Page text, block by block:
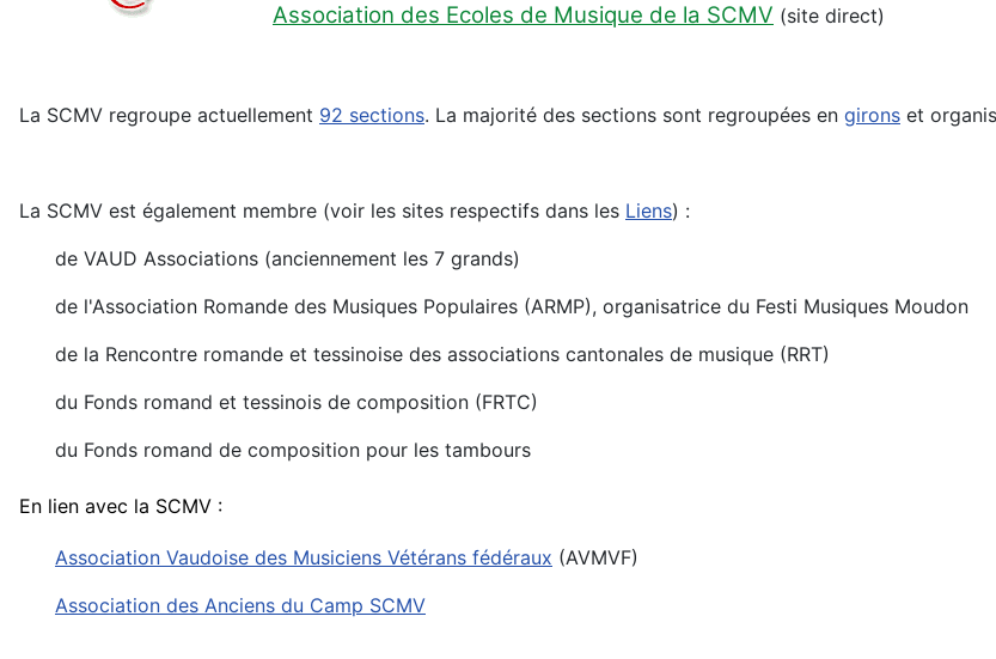
Association des Ecoles de Musique de la SCMV (site direct)
La SCMV regroupe actuellement 92 sections. La majorité des sections sont regroupées en girons et
La SCMV est également membre (voir les sites respectifs dans les Liens) :
de VAUD Associations (anciennement les 7 grands)
de l'Association Romande des Musiques Populaires (ARMP), organisatrice du Festi Musiques Moudon
de la Rencontre romande et tessinoise des associations cantonales de musique (RRT)
du Fonds romand et tessinois de composition (FRTC)
du Fonds romand de composition pour les tambours
En lien avec la SCMV :
Association Vaudoise des Musiciens Vétérans fédéraux (AVMVF)
Association des Anciens du Camp SCMV